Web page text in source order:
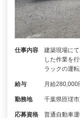
仕事内容
建築現場に
した作業を
ラックの運
給与 月給280,000
勤務地 千葉県匝瑳
応募資格
普通自動車